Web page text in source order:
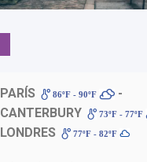
PARÍS 86ºF - 90ºF
-
CANTERBURY
73ºF - 77ºF
LONDRES
77ºF - 82ºF